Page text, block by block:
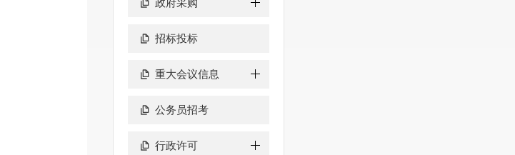
政府采购
招标投标
重大会议信息
公务员招考
行政许可